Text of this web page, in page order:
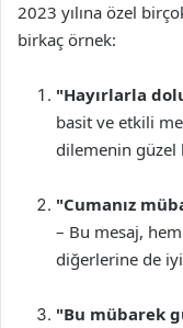
2023 yılına özel
birkaç örnek:
"Hayırlarla
basit ve etkili
dilemenin güzel
"Cumanız
– Bu mesaj,
diğerlerine de
"Bu mübarek